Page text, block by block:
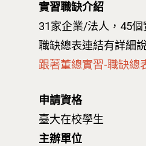
實習職缺介紹
31家企業/法人，45
職缺總表連結有詳細
跟著董總實習-職缺總
申請資格
臺大在校學生
主辦單位